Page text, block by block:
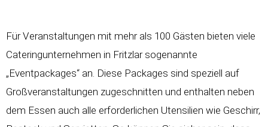
Für Veranstaltungen mit mehr als 100 Gästen bieten viele
Cateringunternehmen in Fritzlar sogenannte
„Eventpackages“ an. Diese Packages sind speziell auf
Großveranstaltungen zugeschnitten und enthalten neben
dem Essen auch alle erforderlichen Utensilien wie Geschirr,